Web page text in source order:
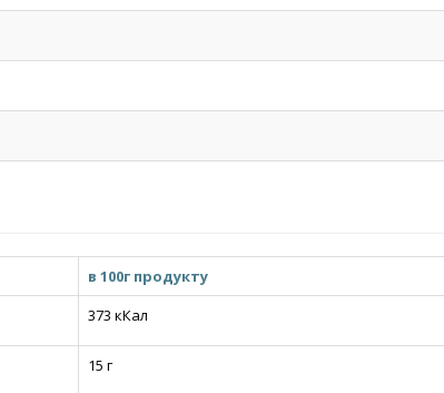
в 100г продукту
373 кКал
15 г